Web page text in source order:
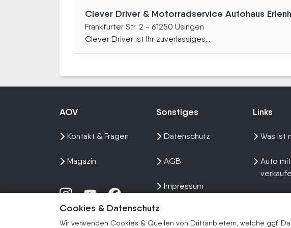
Clever Driver & Motorradservice Autohaus
Frankfurter Str. 2 - 61250 Usingen
Clever Driver ist Ihr zuverlässiges...
Cookies & Datenschutz
Wir verwenden Cookies & Quellen von Drittanbietern, welche ggf.
AOV
Kontakt & Fragen
Magazin
Sonstiges
Datenschutz
AGB
Impressum
Links
Was ist
Auto
Wir